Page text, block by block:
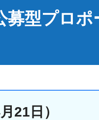
募型プロ
21日）